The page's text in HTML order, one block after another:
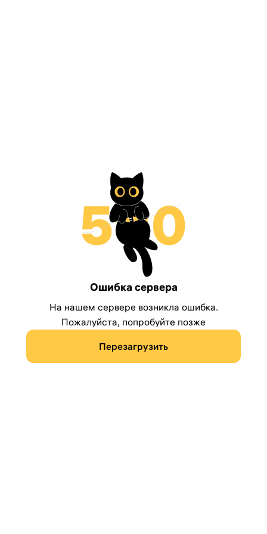
Ошибка сервера
На нашем сервере возникла ошибка.
Пожалуйста, попробуйте позже
Перезагрузить